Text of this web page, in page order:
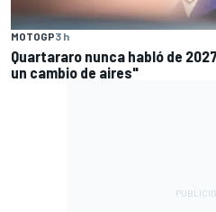
MOTOGP3 h
Quartararo nunca habló de
un cambio de aires"